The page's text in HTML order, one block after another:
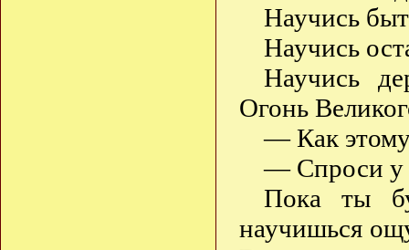
Научись
Научись
Научись
Огонь
— Как этому
— Спроси у
Пока ты
научишься